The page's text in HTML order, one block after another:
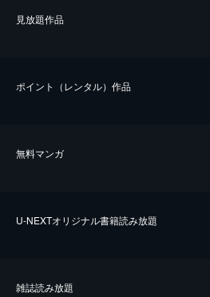
⾒放題作品
ポイント（レンタル）作品
無料マンガ
U-NEXTオリジナル書籍読み放題
雑誌読み放題